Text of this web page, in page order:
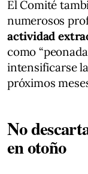
El Comité
numerosos
actividad
como
intensificarse
próximos
No
en otoño